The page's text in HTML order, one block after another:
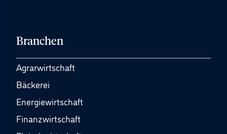
Branchen
Agrarwirtschaft
Bäckerei
Energiewirtschaft
Finanzwirtschaft